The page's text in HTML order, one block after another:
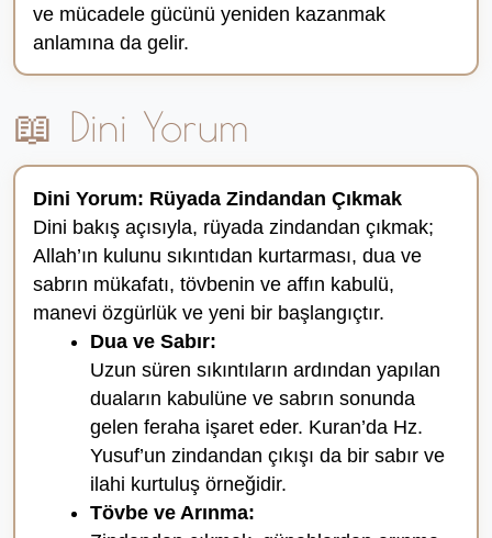
ve mücadele gücünü yeniden kazanmak
anlamına da gelir.
📖 Dini Yorum
Dini Yorum: Rüyada Zindandan Çıkmak
Dini bakış açısıyla, rüyada zindandan çıkmak;
Allah’ın kulunu sıkıntıdan kurtarması, dua ve
sabrın mükafatı, tövbenin ve affın kabulü,
manevi özgürlük ve yeni bir başlangıçtır.
Dua ve Sabır:
Uzun süren sıkıntıların ardından yapılan
duaların kabulüne ve sabrın sonunda
gelen feraha işaret eder. Kuran’da Hz.
Yusuf’un zindandan çıkışı da bir sabır ve
ilahi kurtuluş örneğidir.
Tövbe ve Arınma: